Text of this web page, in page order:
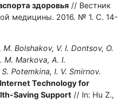
здоровья // Вестник
медицины. 2016. № 1. С. 14-
Bolshakov, V. I. Dontsov, O.
M. Markova, A. I.
Potemkina, I. V. Smirnov.
Technology for
Saving Support // In: Hu Z.,